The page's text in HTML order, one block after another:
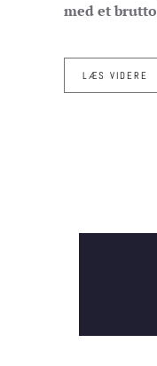
med et
LÆS VIDERE